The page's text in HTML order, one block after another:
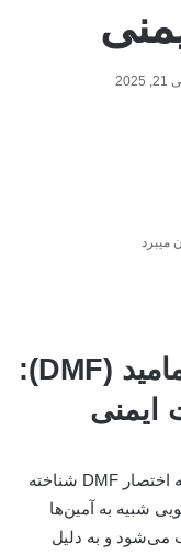
2025
بررسی کامل دی‌متیل‌فرمامید (DMF):
ایمنی
دی‌متیل‌فرمامید (Dimethylformamide) که به اختصار DMF شناخته
شبیه به آمین‌ها
و به دلیل